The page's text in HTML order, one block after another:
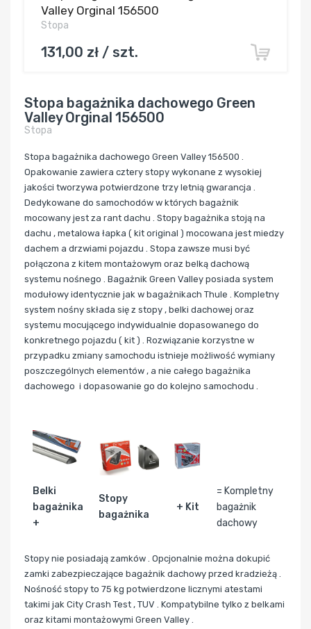
Valley Orginal 156500
Stopa
131,00 zł / szt.
Stopa bagażnika dachowego Green
Valley Orginal 156500
Stopa
Stopa bagażnika dachowego Green Valley 156500 .
Opakowanie zawiera cztery stopy wykonane z wysokiej
jakości tworzywa potwierdzone trzy letnią gwarancja .
Dedykowane do samochodów w których bagażnik
mocowany jest za rant dachu . Stopy bagażnika stoją na
dachu , metalowa łapka ( kit original ) mocowana jest miedzy
dachem a drzwiami pojazdu . Stopa zawsze musi być
połączona z kitem montażowym oraz belką dachową
systemu nośnego . Bagażnik Green Valley posiada system
modułowy identycznie jak w bagażnikach Thule . Kompletny
system nośny składa się z stopy , belki dachowej oraz
systemu mocującego indywidualnie dopasowanego do
konkretnego pojazdu ( kit ) . Rozwiązanie korzystne w
przypadku zmiany samochodu istnieje możliwość wymiany
poszczególnych elementów , a nie całego bagażnika
dachowego i dopasowanie go do kolejno samochodu .
Belki
bagażnika
+
Stopy
bagażnika
+ Kit
= Kompletny
bagażnik
dachowy
Stopy nie posiadają zamków . Opcjonalnie można dokupić
zamki zabezpieczające bagażnik dachowy przed kradzieżą .
Nośność stopy to 75 kg potwierdzone licznymi atestami
takimi jak City Crash Test , TUV . Kompatybilne tylko z belkami
oraz kitami montażowymi Green Valley .